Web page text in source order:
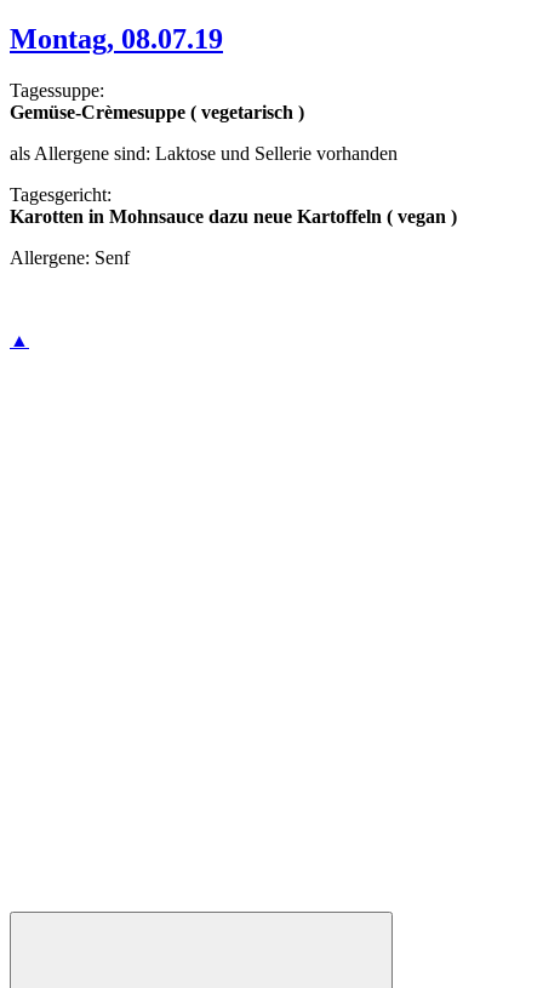
Montag, 08.07.19
Tagessuppe:
Gemüse-Crèmesuppe ( vegetarisch )
als Allergene sind: Laktose und Sellerie vorhanden
Tagesgericht:
Karotten in Mohnsauce dazu neue Kartoffeln ( vegan )
Allergene: Senf
▲